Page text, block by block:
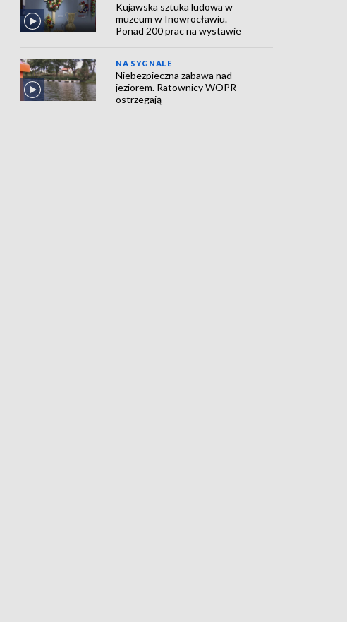
Kujawska sztuka ludowa w
muzeum w Inowrocławiu.
Ponad 200 prac na wystawie
NA SYGNALE
Niebezpieczna zabawa nad
jeziorem. Ratownicy WOPR
ostrzegają